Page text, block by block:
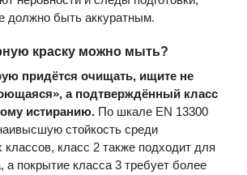
должно быть аккуратным.
краску можно мыть?
придётся очищать, ищите не
а подтверждённый класс
истиранию. По шкале EN 13300
стойкость среди
классов, класс 2 также подходит для
а покрытие класса 3 требует более